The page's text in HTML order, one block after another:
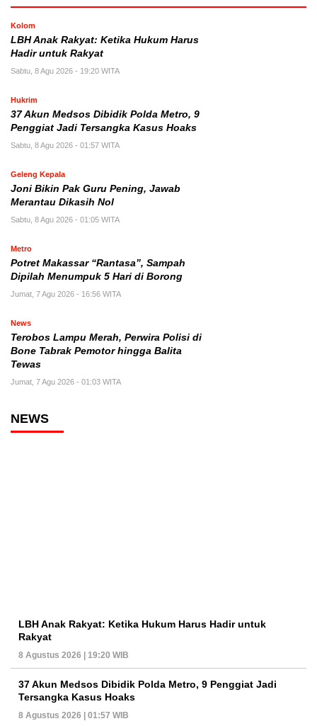
Kolom
LBH Anak Rakyat: Ketika Hukum Harus
Hadir untuk Rakyat
Sabtu, 8 Agu 2026 - 19:20 WITA
Hukrim
37 Akun Medsos Dibidik Polda Metro, 9
Penggiat Jadi Tersangka Kasus Hoaks
Sabtu, 8 Agu 2026 - 01:57 WITA
Geleng Kepala
Joni Bikin Pak Guru Pening, Jawab
Merantau Dikasih Nol
Sabtu, 8 Agu 2026 - 01:05 WITA
Metro
Potret Makassar “Rantasa”, Sampah
Dipilah Menumpuk 5 Hari di Borong
Jumat, 7 Agu 2026 - 16:56 WITA
News
Terobos Lampu Merah, Perwira Polisi di
Bone Tabrak Pemotor hingga Balita
Tewas
Jumat, 7 Agu 2026 - 01:03 WITA
NEWS
LBH Anak Rakyat: Ketika Hukum Harus Hadir untuk
Rakyat
8 Agustus 2026 | 19:20 WIB
37 Akun Medsos Dibidik Polda Metro, 9 Penggiat Jadi
Tersangka Kasus Hoaks
8 Agustus 2026 | 01:57 WIB